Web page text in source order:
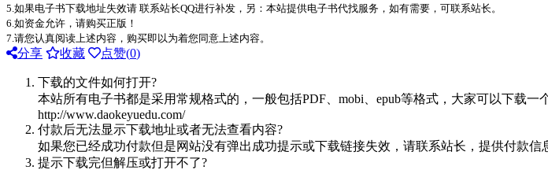
5.如果电子书下载地址失效请 联系站长QQ进行补发，另：本站提供电子书代找服务，如有需要，可联系站长。
6.如资金允许，请购买正版！
7.请您认真阅读上述内容，购买即以为着您同意上述内容。
分享 收藏 点赞(0)
下载的文件如何打开?
本站所有电子书都是采用常规格式的，一般包括PDF、mobi、epub等格式，大家可以下载
http://www.daokeyuedu.com/
付款后无法显示下载地址或者无法查看内容?
如果您已经成功付款但是网站没有弹出成功提示或下载链接失效，请联系站长，提供付款信
提示下载完但解压或打开不了?